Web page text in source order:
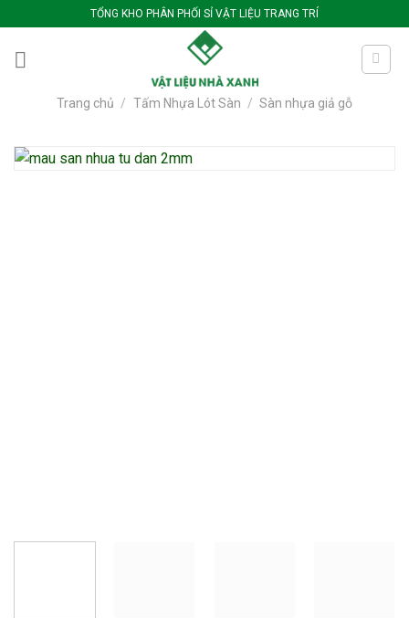
qua
nội
TỔNG KHO PHÂN PHỐI SỈ VẬT LIỆU TRANG TRÍ
Trang chủ / Tấm Nhựa Lót Sàn / Sàn nhựa giả gỗ